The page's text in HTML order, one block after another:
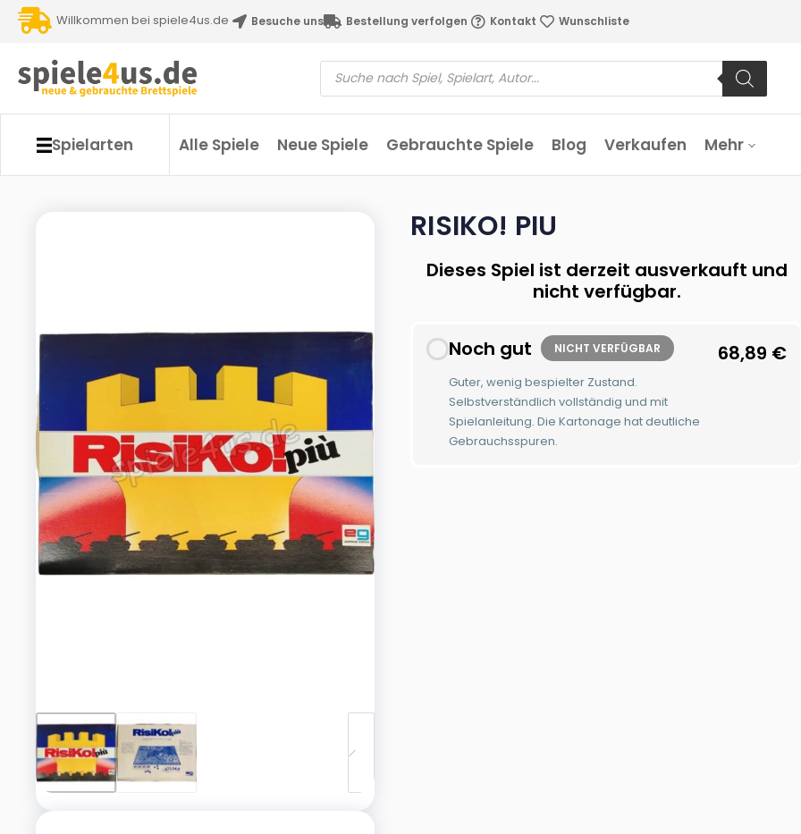
Willkommen bei spiele4us.de Besuche uns Bestellung verfolgen Kontakt Wunschliste
Spielarten Alle Spiele Neue Spiele Gebrauchte Spiele Blog Verkaufen Mehr
RISIKO! PIU
Dieses Spiel ist derzeit ausverkauft und
nicht verfügbar.
Noch gut NICHT VERFÜGBAR
Guter, wenig bespielter Zustand.
Selbstverständlich vollständig und mit
Spielanleitung. Die Kartonage hat deutliche
Gebrauchsspuren.
68,89 €